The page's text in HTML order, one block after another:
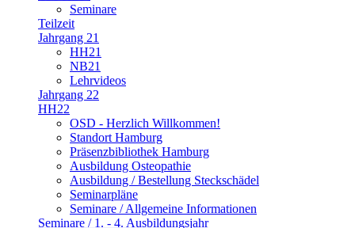
Seminare
Teilzeit
Jahrgang 21
HH21
NB21
Lehrvideos
Jahrgang 22
HH22
OSD - Herzlich Willkommen!
Standort Hamburg
Präsenzbibliothek Hamburg
Ausbildung Osteopathie
Ausbildung / Bestellung Steckschädel
Seminarpläne
Seminare / Allgemeine Informationen
Seminare / 1. - 4. Ausbildungsjahr